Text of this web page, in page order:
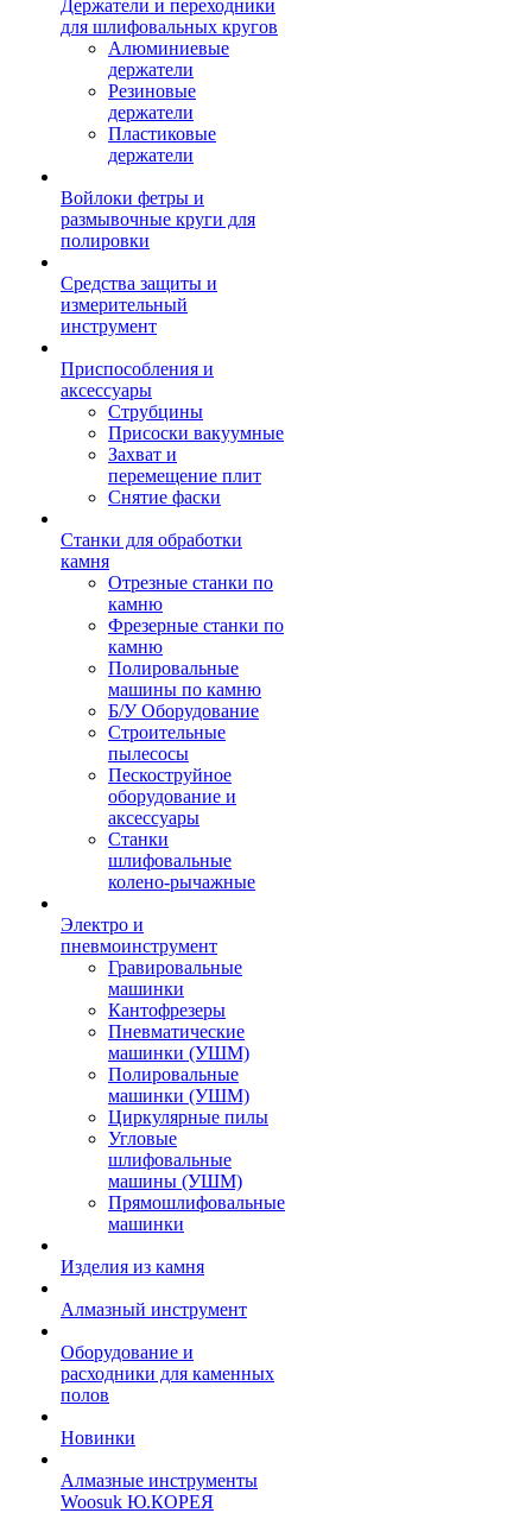
Держатели и переходники
для шлифовальных кругов
Алюминиевые
держатели
Резиновые
держатели
Пластиковые
держатели
Войлоки фетры и
размывочные круги для
полировки
Средства защиты и
измерительный
инструмент
Приспособления и
аксессуары
Струбцины
Присоски вакуумные
Захват и
перемещение плит
Снятие фаски
Станки для обработки
камня
Отрезные станки по
камню
Фрезерные станки по
камню
Полировальные
машины по камню
Б/У Оборудование
Строительные
пылесосы
Пескоструйное
оборудование и
аксессуары
Станки
шлифовальные
колено-рычажные
Электро и
пневмоинструмент
Гравировальные
машинки
Кантофрезеры
Пневматические
машинки (УШМ)
Полировальные
машинки (УШМ)
Циркулярные пилы
Угловые
шлифовальные
машины (УШМ)
Прямошлифовальные
машинки
Изделия из камня
Алмазный инструмент
Оборудование и
расходники для каменных
полов
Новинки
Алмазные инструменты
Woosuk Ю.КОРЕЯ